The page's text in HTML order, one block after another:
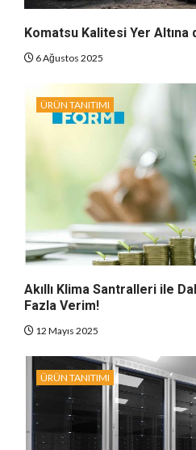
Komatsu Kalitesi Yer Altına
6 Ağustos 2025
ÜRÜN TANITIMI
Akıllı Klima Santralleri ile
Fazla Verim!
12 Mayıs 2025
ÜRÜN TANITIMI